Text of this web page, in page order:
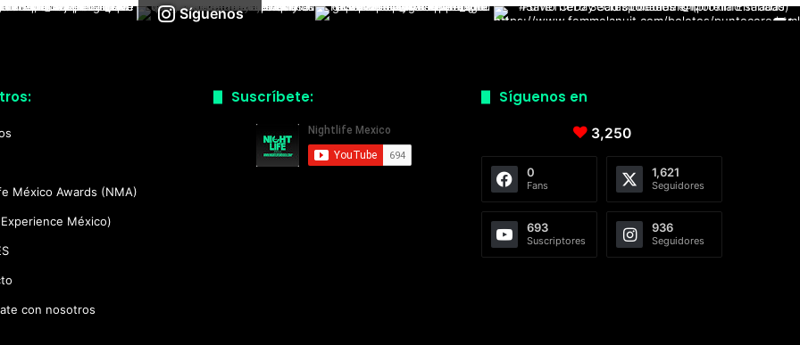
Síguenos
México Awards (NMA)
México)
con nosotros
Suscríbete: Síguenos en
3,250
0
Fans
1,621
Seguidores
693
Suscriptores
936
Seguidores